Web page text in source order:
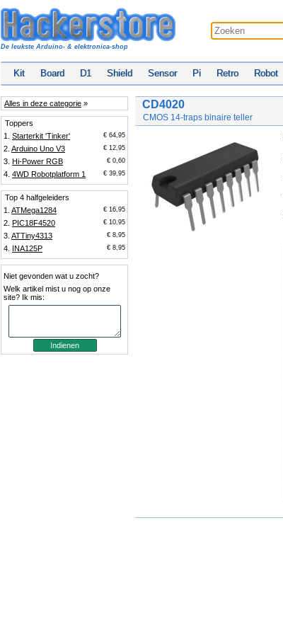
De leukste Arduino- & elektronica-shop
Kit Board D1 Shield Sensor Pi Retro Robot
Alles in deze categorie »
Toppers
1. Starterkit 'Tinker' € 64,95
2. Arduino Uno V3 € 12,95
3. Hi-Power RGB € 0,60
4. 4WD Robotplatform 1 € 39,95
Top 4 halfgeleiders
1. ATMega1284 € 16,95
2. PIC18F4520 € 10,95
3. ATTiny4313 € 8,95
4. INA125P € 8,95
Niet gevonden wat u zocht?
Welk artikel mist u nog op onze
site? Ik mis:
CD4020
CMOS 14-traps binaire teller